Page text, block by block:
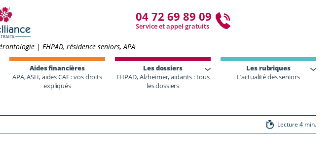
04 72 69 89 09
Service et appel gratuits
| EHPAD, résidence seniors, APA
Aides financières
APA, ASH, aides CAF : vos droits
expliqués
Les dossiers
EHPAD, Alzheimer, aidants : tous
les dossiers
Les rubriques
L’actualité des seniors
Lecture 4 min.